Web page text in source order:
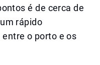
é de cerca de
rápido
o porto e os